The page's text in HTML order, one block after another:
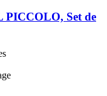
PICCOLO, Set de